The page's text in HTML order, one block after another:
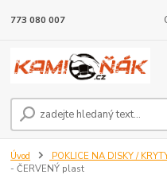
773 080 007
Úvod POKLICE NA DISKY /
- ČERVENÝ plast